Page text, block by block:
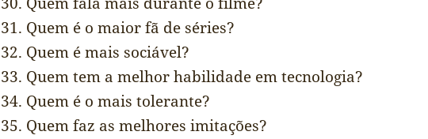
31. Quem é o maior fã de séries?
32. Quem é mais sociável?
33. Quem tem a melhor habilidade em tecnologia?
34. Quem é o mais tolerante?
35. Quem faz as melhores imitações?